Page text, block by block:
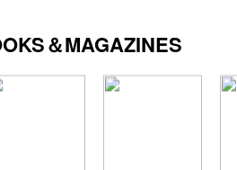
＆MAGAZINES